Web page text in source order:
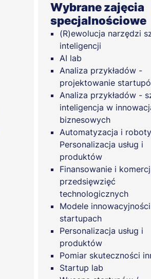
Wybrane zajęcia
specjalnościowe
(R)ewolucja narzędzi
inteligencji
AI lab
Analiza przykładów -
projektowanie
Analiza przykładów -
inteligencja w
biznesowych
Automatyzacja i
Personalizacja usług i
produktów
Finansowanie i
przedsięwzięć
technologicznych
Modele
startupach
Personalizacja usług i
produktów
Pomiar skuteczności
Startup lab